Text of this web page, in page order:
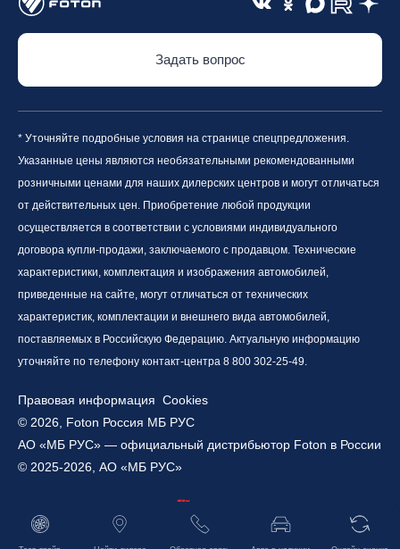
Задать вопрос
* Уточняйте подробные условия на странице спецпредложения.
Указанные цены являются необязательными рекомендованными
розничными ценами для наших дилерских центров и могут отличаться
от действительных цен. Приобретение любой продукции
осуществляется в соответствии с условиями индивидуального
договора купли-продажи, заключаемого с продавцом. Технические
характеристики, комплектация и изображения автомобилей,
приведенные на сайте, могут отличаться от технических
характеристик, комплектации и внешнего вида автомобилей,
поставляемых в Российскую Федерацию. Актуальную информацию
уточняйте по телефону контакт-центра 8 800 302-25-49.
© 2026, Foton Россия МБ РУС
АО «МБ РУС» — официальный дистрибьютор Foton в России
© 2025-2026, АО «МБ РУС»
Правовая информация Cookies